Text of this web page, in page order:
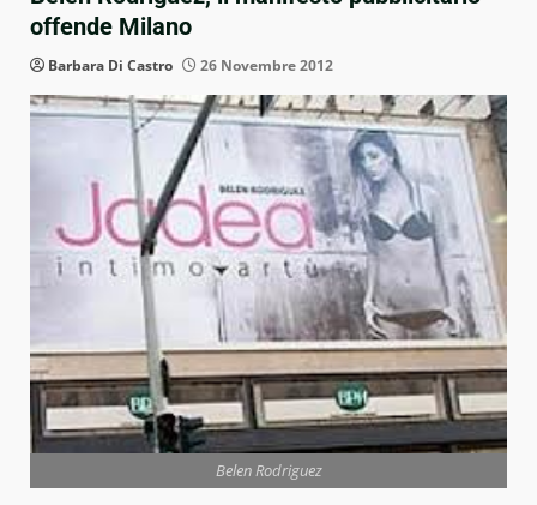
offende Milano
Barbara Di Castro 26 Novembre 2012
Belen Rodriguez